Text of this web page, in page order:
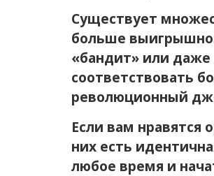
Существует
больше
«бандит» или
соответствовать
революционный
Если вам нравятся
них есть
любое время и